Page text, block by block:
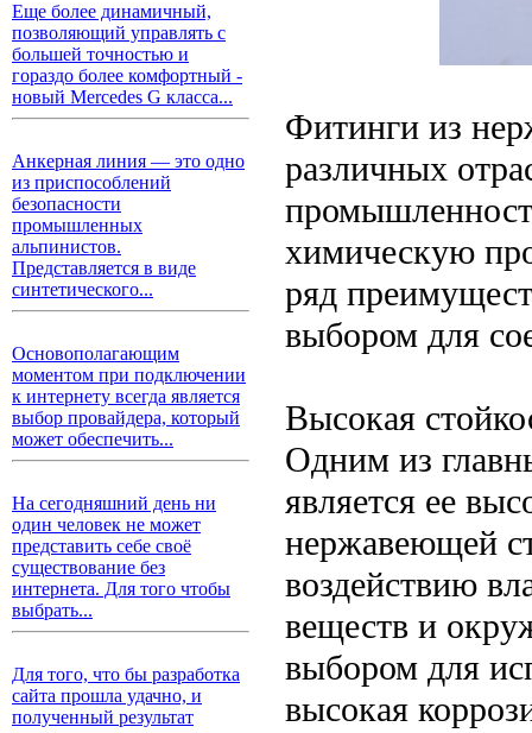
Еще более динамичный,
позволяющий управлять с
большей точностью и
гораздо более комфортный -
новый Mercedes G класса...
Анкерная линия — это одно
из приспособлений
безопасности
промышленных
альпинистов.
Представляется в виде
синтетического...
Основополагающим
моментом при подключении
к интернету всегда является
выбор провайдера, который
может обеспечить...
На сегодняшний день ни
один человек не может
представить себе своё
существование без
интернета. Для того чтобы
выбрать...
Для того, что бы разработка
сайта прошла удачно, и
полученный результат
Фитинги из
различных
химическую
ряд
выбором для
Высокая
Одним из
является ее
нержавеющей
воздействию
веществ и
выбором для
высокая